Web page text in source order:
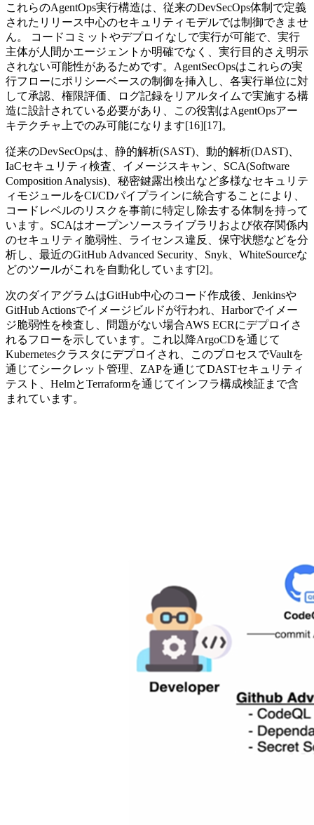
これらのAgentOps実行構造は、従来のDevSecOps体制で定義
されたリリース中心のセキュリティモデルでは制御できませ
ん。 コードコミットやデプロイなしで実行が可能で、実行
主体が人間かエージェントか明確でなく、実行目的さえ明示
されない可能性があるためです。AgentSecOpsはこれらの実
行フローにポリシーベースの制御を挿入し、各実行単位に対
して承認、権限評価、ログ記録をリアルタイムで実施する構
造に設計されている必要があり、この役割はAgentOpsアー
キテクチャ上でのみ可能になります[16][17]。
従来のDevSecOpsは、静的解析(SAST)、動的解析(DAST)、
IaCセキュリティ検査、イメージスキャン、SCA(Software
Composition Analysis)、秘密鍵露出検出など多様なセキュリテ
ィモジュールをCI/CDパイプラインに統合することにより、
コードレベルのリスクを事前に特定し除去する体制を持って
います。SCAはオープンソースライブラリおよび依存関係内
のセキュリティ脆弱性、ライセンス違反、保守状態などを分
析し、最近のGitHub Advanced Security、Snyk、WhiteSourceな
どのツールがこれを自動化しています[2]。
次のダイアグラムはGitHub中心のコード作成後、Jenkinsや
GitHub Actionsでイメージビルドが行われ、Harborでイメー
ジ脆弱性を検査し、問題がない場合AWS ECRにデプロイさ
れるフローを示しています。これ以降ArgoCDを通じて
Kubernetesクラスタにデプロイされ、このプロセスでVaultを
通じてシークレット管理、ZAPを通じてDASTセキュリティ
テスト、HelmとTerraformを通じてインフラ構成検証まで含
まれています。